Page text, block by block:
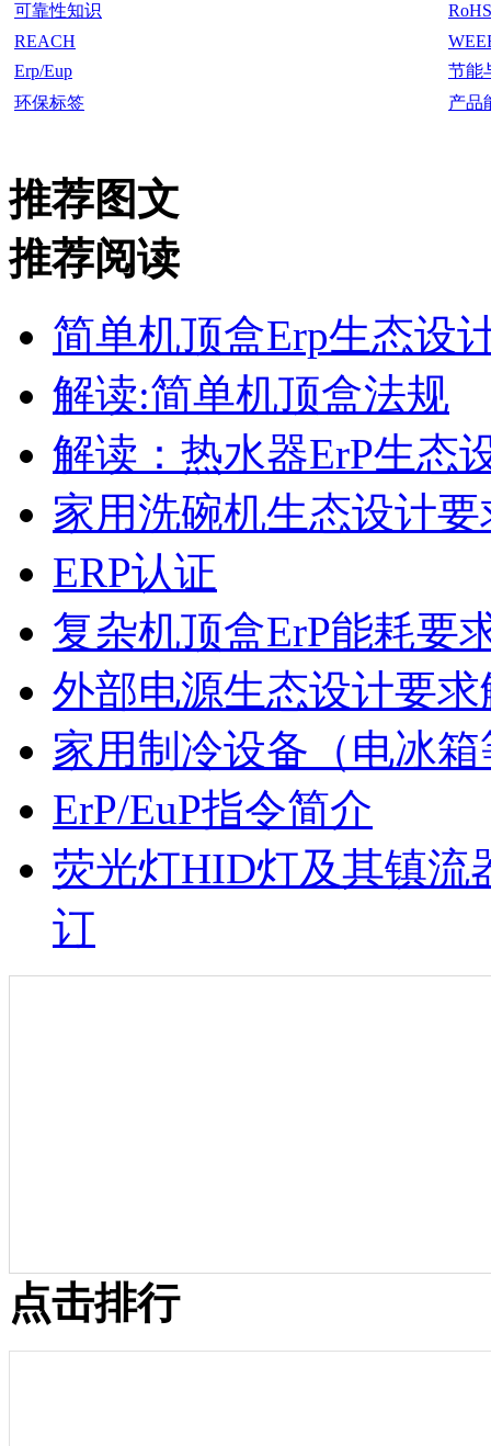
可靠性知识
RoHS
REACH
Erp/Eup
节能
环保标签
产品
推荐图文
推荐阅读
简单机顶盒Erp生态设
解读:简单机顶盒法规
解读：热水器ErP生态
家用洗碗机生态设计要
ERP认证
复杂机顶盒ErP能耗要
外部电源生态设计要求
家用制冷设备（电冰
ErP/EuP指令简介
荧光灯HID灯及其镇流
订
点击排行